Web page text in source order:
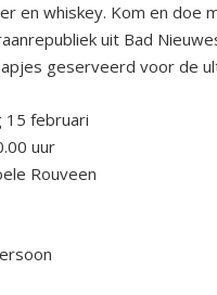
en whiskey. Kom en doe
uit Bad
geserveerd voor de
15 februari
uur
Rouveen